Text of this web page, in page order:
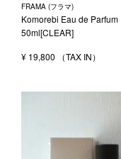
FRAMA (フラマ)
Komorebi Eau de Parfum
50ml[CLEAR]
¥ 19,800